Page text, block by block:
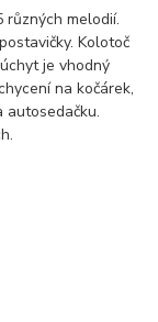
melodií.
Kolotoč
je vhodný
na kočárek,
autosedačku.